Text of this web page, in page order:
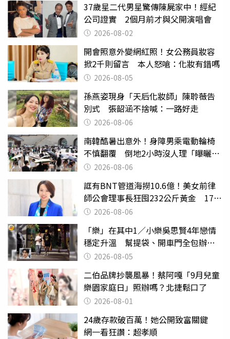
37歲星二代男星驚傳陳屍家中！經紀
公司證實 2個月前才與父開演唱會
2026-08-02
開會照意外變網紅照！女公務員妝容
掀2千則留言 本人怒嗆：化妝有錯嗎
2026-08-05
孫燕姿現身「天后化妝師」陳聆薇告
別式 張韶涵不捨喊：一路好走
2026-08-06
南韓酷暑出意外！身障男乘電動輪椅
不慎翻覆 倒地2小時沒人理「曝曬
亡」2026-08-06
誆有BNT管道海撈10.6億！美女前律
師公會理事長狂囤232公斤黃金 17人
遭起訴
2026-08-06
「樂」在其中1／小樂吳思賢4年戀情
穩定升溫 幫提袋、開車門全包辦閃
瞎眾人
2026-08-05
二伯品牌抄襲風暴！蔡阿嘎「9月兒童
樂園家庭日」照辦嗎？北捷鬆口了
2026-08-01
24歲存款破百萬！她公開致富關鍵
網一看狂讚：超孝順